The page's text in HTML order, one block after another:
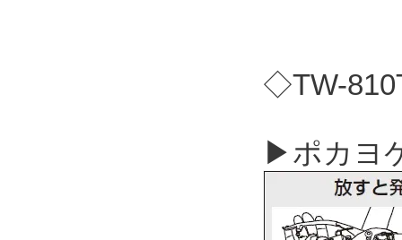
◇TW-
▶ポカヨ